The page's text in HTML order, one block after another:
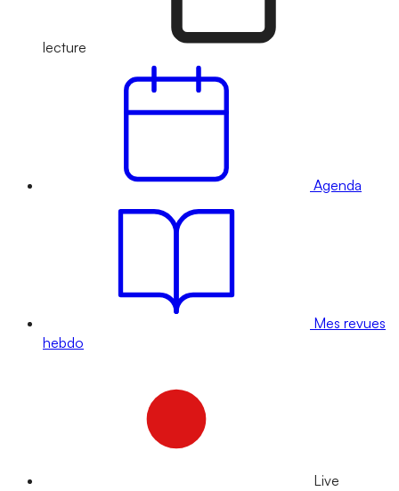
lecture
Agenda
Mes revues
hebdo
Live